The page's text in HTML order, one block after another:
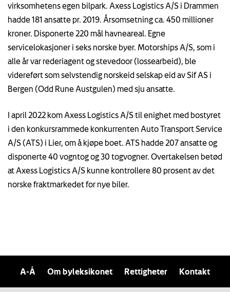
virksomhetens egen bilpark. Axess Logistics A/S i Drammen
hadde 181 ansatte pr. 2019. Årsomsetning ca. 450 millioner
kroner. Disponerte 220 mål havneareal. Egne
servicelokasjoner i seks norske byer. Motorships A/S, som i
alle år var rederiagent og stevedoor (lossearbeid), ble
videreført som selvstendig norskeid selskap eid av Sif AS i
Bergen (Odd Rune Austgulen) med sju ansatte.
I april 2022 kom Axess Logistics A/S til enighet med bostyret
i den konkursrammede konkurrenten Auto Transport Service
A/S (ATS) i Lier, om å kjøpe boet. ATS hadde 207 ansatte og
disponerte 40 vogntog og 30 togvogner. Overtakelsen betød
at Axess Logistics A/S kunne kontrollere 80 prosent av det
norske fraktmarkedet for nye biler.
A-Å Om byleksikonet Rettigheter Kontakt